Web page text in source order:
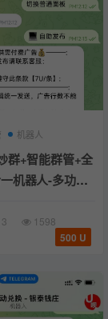
机器人
群+智能群管+全
机器人-多功能
1598
500 U